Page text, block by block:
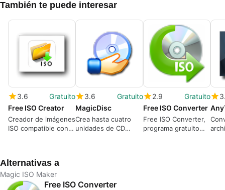
También te puede interesar
3.6
Gratuito
Free ISO Creator
Creador de imágenes
ISO compatible con
3.6
Gratuito
MagicDisc
Crea hasta cuatro
unidades de CD
2.9
Gratuito
Free ISO Converter
Free ISO Converter,
programa gratuito
Alternativas a
Magic ISO Maker
Free ISO Converter